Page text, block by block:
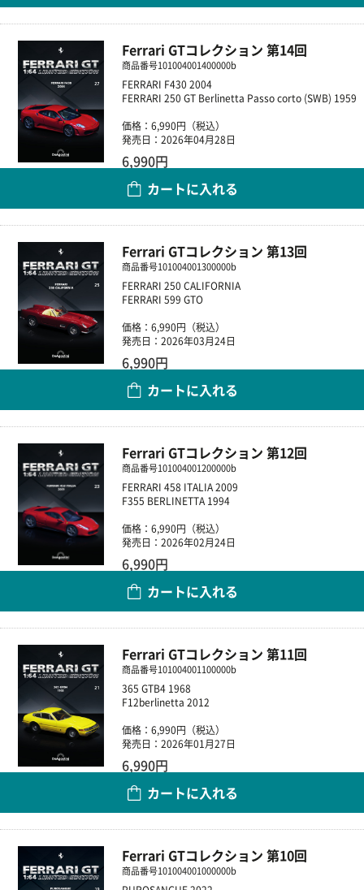
Ferrari GTコレクション 第14回
商品番号101004001400000b
FERRARI F430 2004
FERRARI 250 GT Berlinetta Passo corto (SWB) 1959
価格：6,990円（税込）
発売日：2026年04月28日
6,990円
カートに入れる
Ferrari GTコレクション 第13回
商品番号101004001300000b
FERRARI 250 CALIFORNIA
FERRARI 599 GTO
価格：6,990円（税込）
発売日：2026年03月24日
6,990円
カートに入れる
Ferrari GTコレクション 第12回
商品番号101004001200000b
FERRARI 458 ITALIA 2009
F355 BERLINETTA 1994
価格：6,990円（税込）
発売日：2026年02月24日
6,990円
カートに入れる
Ferrari GTコレクション 第11回
商品番号101004001100000b
365 GTB4 1968
F12berlinetta 2012
価格：6,990円（税込）
発売日：2026年01月27日
6,990円
カートに入れる
Ferrari GTコレクション 第10回
商品番号101004001000000b